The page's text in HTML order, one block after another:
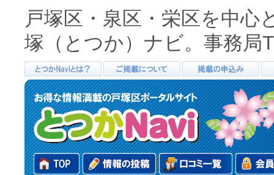
戸塚区・泉区・栄区を中心
塚（とつか）ナビ。事務局